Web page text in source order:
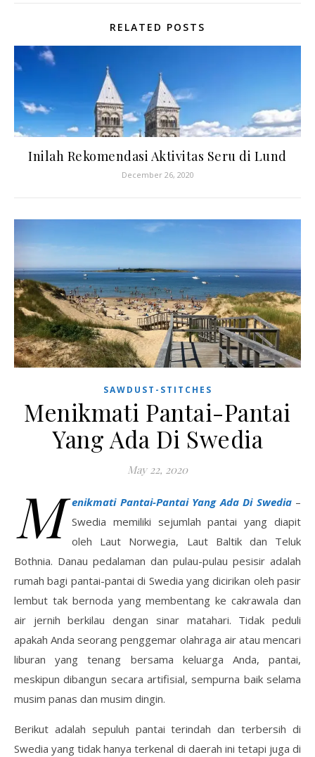
RELATED POSTS
Inilah Rekomendasi Aktivitas Seru di Lund
December 26, 2020
SAWDUST-STITCHES
Menikmati Pantai-Pantai
Yang Ada Di Swedia
May 22, 2020
M enikmati Pantai-Pantai Yang Ada Di Swedia–
Swedia memiliki sejumlah pantai yang diapit
oleh Laut Norwegia, Laut Baltik dan Teluk
Bothnia. Danau pedalaman dan pulau-pulau pesisir adalah
rumah bagi pantai-pantai di Swedia yang dicirikan oleh pasir
lembut tak bernoda yang membentang ke cakrawala dan
air jernih berkilau dengan sinar matahari. Tidak peduli
apakah Anda seorang penggemar olahraga air atau mencari
liburan yang tenang bersama keluarga Anda, pantai,
meskipun dibangun secara artifisial, sempurna baik selama
musim panas dan musim dingin.
Berikut adalah sepuluh pantai terindah dan terbersih di
Swedia yang tidak hanya terkenal di daerah ini tetapi juga di